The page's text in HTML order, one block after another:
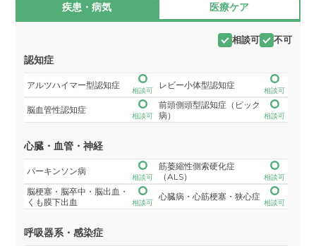
疾患・病気 医療ケア
相談可 不可
認知症
アルツハイマー型認知症
相談可
レビー小体型認知症
相談可
脳血管性認知症
相談可
前頭側頭型認知症（ピック
病）
相談可
心臓・血管・神経
パーキンソン病
相談可
筋萎縮性側索硬化症
（ALS）
相談可
脳梗塞・脳卒中・脳出血・
くも膜下出血
相談可
心臓病・心筋梗塞・狭心症
相談可
呼吸器系・感染症